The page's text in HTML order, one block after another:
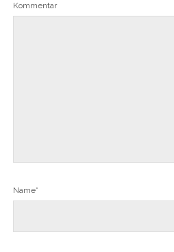
Kommentar
Name*